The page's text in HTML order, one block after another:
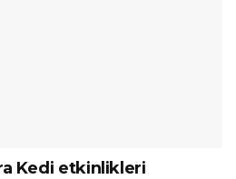
Kedi etkinlikleri